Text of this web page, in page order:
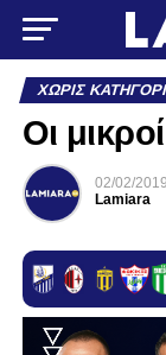
ΧΩΡΊΣ
Οι
02/02/2019
Lamiara